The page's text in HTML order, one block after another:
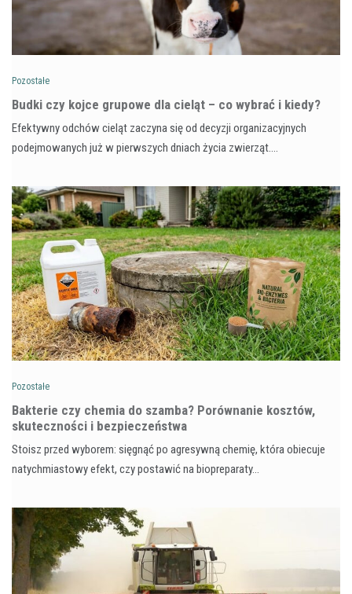
Pozostałe
Budki czy kojce grupowe dla cieląt – co wybrać i kiedy?
Efektywny odchów cieląt zaczyna się od decyzji organizacyjnych
podejmowanych już w pierwszych dniach życia zwierząt.…
Pozostałe
Bakterie czy chemia do szamba? Porównanie kosztów,
skuteczności i bezpieczeństwa
Stoisz przed wyborem: sięgnąć po agresywną chemię, która obiecuje
natychmiastowy efekt, czy postawić na biopreparaty…